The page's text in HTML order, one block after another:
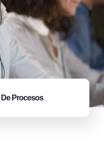
De Procesos